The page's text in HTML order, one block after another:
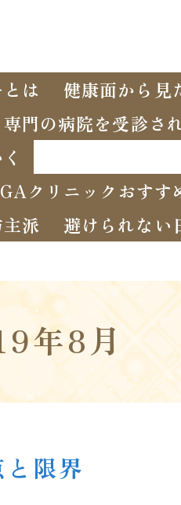
は
健康面から見
門の病院を受診さ
クリニックおすす
派
避けられない
年8月
限界